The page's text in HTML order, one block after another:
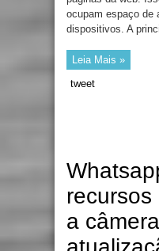
ocupam espaço de
dispositivos. A
Leia Mais »
tweet
a